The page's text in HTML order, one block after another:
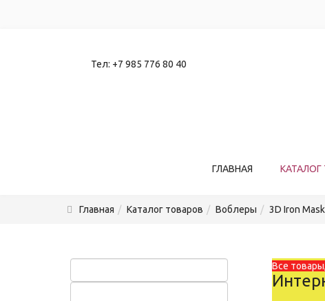
Тел: +7 985 776 80 40
ГЛАВНАЯ
Главная Каталог товаров Воблеры 3D Iron
Все